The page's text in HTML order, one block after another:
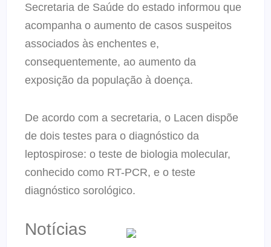
Secretaria de Saúde do estado informou que
acompanha o aumento de casos suspeitos
associados às enchentes e,
consequentemente, ao aumento da
exposição da população à doença.
De acordo com a secretaria, o Lacen dispõe
de dois testes para o diagnóstico da
leptospirose: o teste de biologia molecular,
conhecido como RT-PCR, e o teste
diagnóstico sorológico.
Notícias